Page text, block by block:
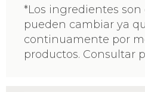
*Los ingredientes
pueden cambiar ya
continuamente por
productos. Consultar